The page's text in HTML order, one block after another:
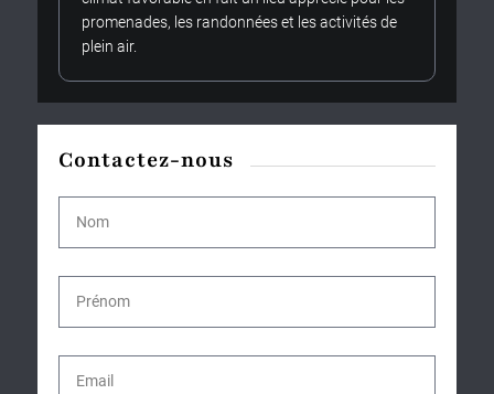
promenades, les randonnées et les activités de
plein air.
Contactez-nous